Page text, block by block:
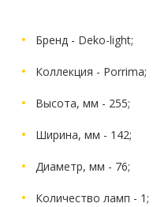
Бренд - Deko-light;
Коллекция - Porrima;
Высота, мм - 255;
Ширина, мм - 142;
Диаметр, мм - 76;
Количество ламп - 1;